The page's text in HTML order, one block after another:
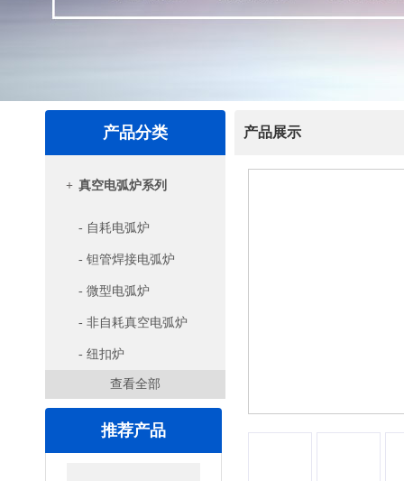
产品分类
+ 真空电弧炉系列
- 自耗电弧炉
- 钽管焊接电弧炉
- 微型电弧炉
- 非自耗真空电弧炉
- 纽扣炉
查看全部
推荐产品
产品展示